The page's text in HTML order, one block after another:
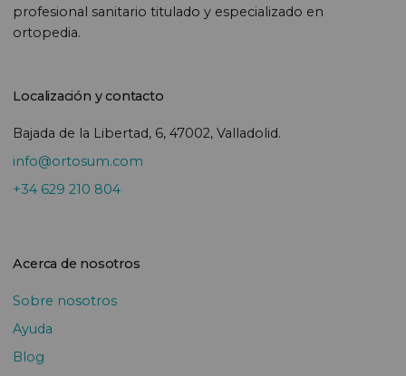
profesional sanitario titulado y especializado en
ortopedia.
Localización y contacto
Bajada de la Libertad, 6, 47002, Valladolid.
info@ortosum.com
+34 629 210 804
Acerca de nosotros
Sobre nosotros
Ayuda
Blog